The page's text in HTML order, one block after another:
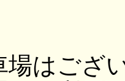
はござ